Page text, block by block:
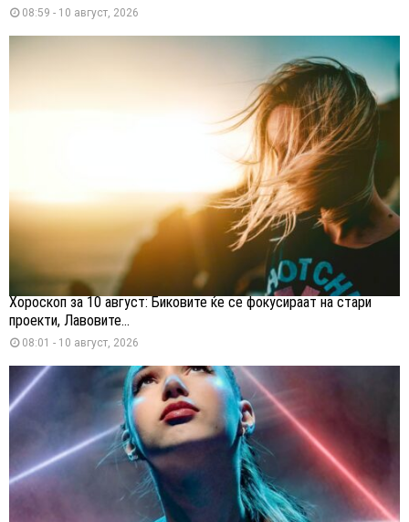
08:59 - 10 август, 2026
Хороскоп за 10 август: Биковите ќе се фокусираат на стари
проекти, Лавовите...
08:01 - 10 август, 2026